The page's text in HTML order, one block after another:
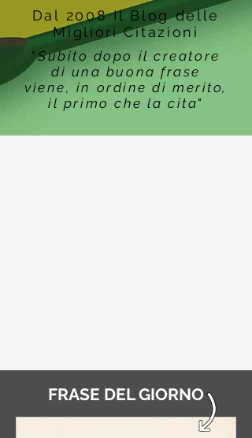
Dal 2008 Il Blog delle
Migliori Citazioni
"Subito dopo il creatore
di una buona frase
viene, in ordine di merito,
il primo che la cita"
FRASE DEL GIORNO